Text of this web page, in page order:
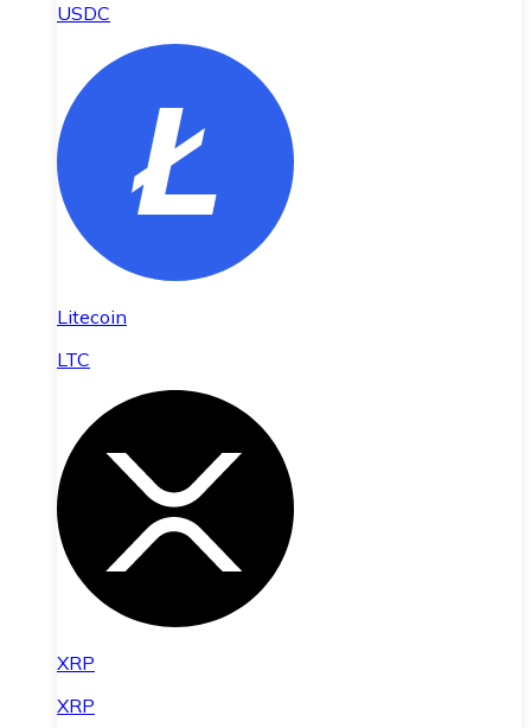
USDC
Litecoin
LTC
XRP
XRP